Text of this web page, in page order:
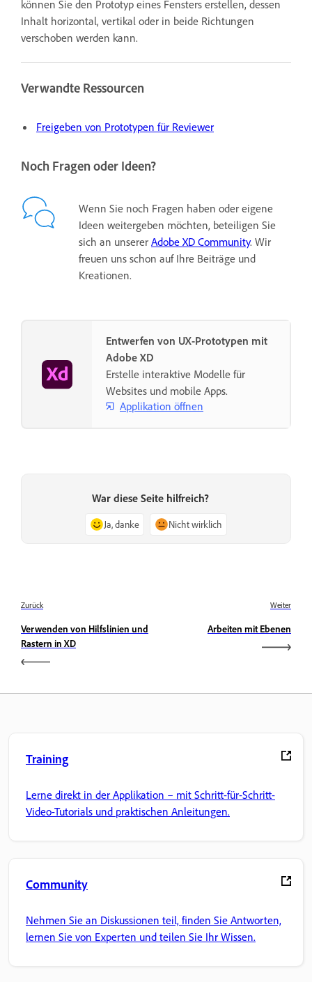
können Sie den Prototyp eines Fensters erstellen, dessen
Inhalt horizontal, vertikal oder in beide Richtungen
verschoben werden kann.
Verwandte Ressourcen
Freigeben von Prototypen für Reviewer
Noch Fragen oder Ideen?
Wenn Sie noch Fragen haben oder eigene
Ideen weitergeben möchten, beteiligen Sie
sich an unserer Adobe XD Community. Wir
freuen uns schon auf Ihre Beiträge und
Kreationen.
Entwerfen von UX-Prototypen mit
Adobe XD
Erstelle interaktive Modelle für
Websites und mobile Apps.
Applikation öffnen
War diese Seite hilfreich?
Ja, danke Nicht wirklich
Zurück
Verwenden von Hilfslinien und
Rastern in XD
Weiter
Arbeiten mit Ebenen
Training
Lerne direkt in der Applikation – mit Schritt-für-Schritt-
Video-Tutorials und praktischen Anleitungen.
Community
Nehmen Sie an Diskussionen teil, finden Sie Antworten,
lernen Sie von Experten und teilen Sie Ihr Wissen.